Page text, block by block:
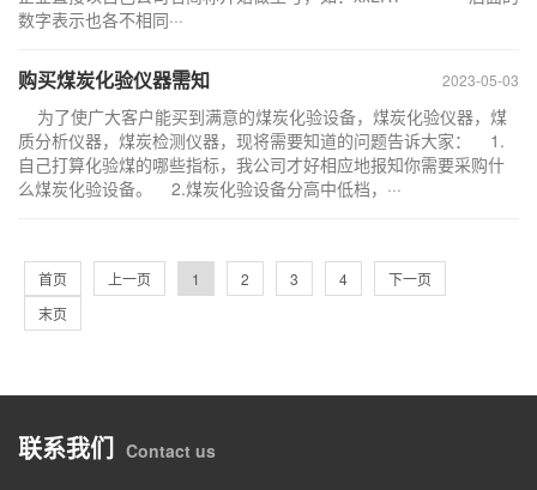
数字表示也各不相同···
2023-05-03
购买煤炭化验仪器需知
为了使广大客户能买到满意的煤炭化验设备，煤炭化验仪器，煤
质分析仪器，煤炭检测仪器，现将需要知道的问题告诉大家： 1.
自己打算化验煤的哪些指标，我公司才好相应地报知你需要采购什
么煤炭化验设备。 2.煤炭化验设备分高中低档，···
首页 上一页 1 2 3 4
下一页
末页
联系我们 Contact us